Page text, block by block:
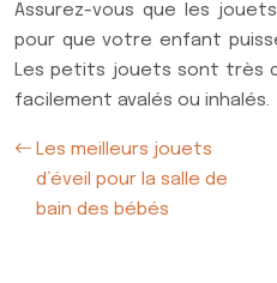
Assurez-vous que les
pour que votre enfant
Les petits jouets sont très
facilement avalés ou inhalés.
Les meilleurs jouets
d’éveil pour la salle de
bain des bébés